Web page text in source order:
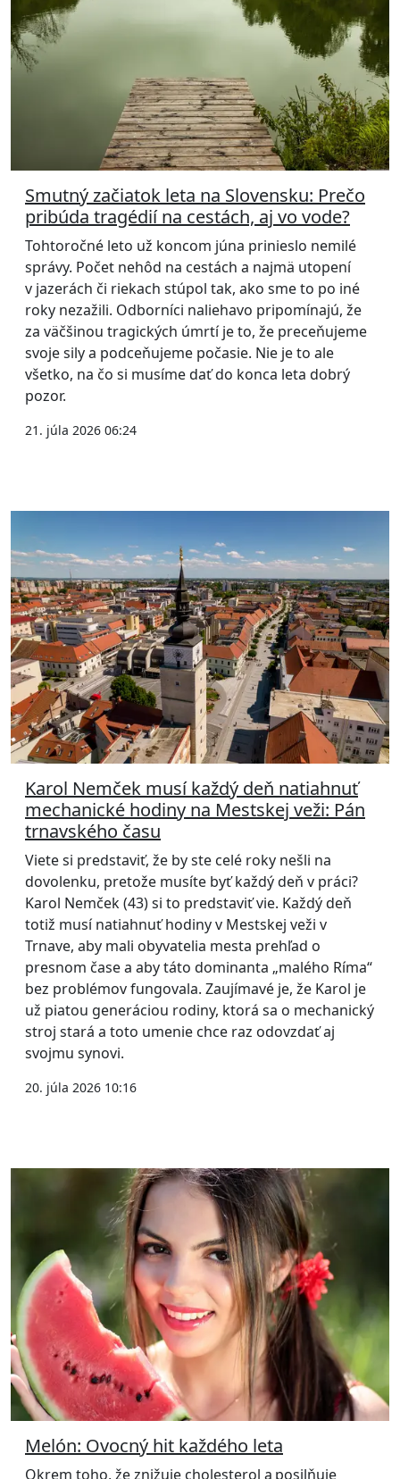
Smutný začiatok leta na Slovensku: Prečo
pribúda tragédií na cestách, aj vo vode?
Tohtoročné leto už koncom júna prinieslo nemilé
správy. Počet nehôd na cestách a najmä utopení
v jazerách či riekach stúpol tak, ako sme to po iné
roky nezažili. Odborníci naliehavo pripomínajú, že
za väčšinou tragických úmrtí je to, že preceňujeme
svoje sily a podceňujeme počasie. Nie je to ale
všetko, na čo si musíme dať do konca leta dobrý
pozor.
21. júla 2026 06:24
Karol Nemček musí každý deň natiahnuť
mechanické hodiny na Mestskej veži: Pán
trnavského času
Viete si predstaviť, že by ste celé roky nešli na
dovolenku, pretože musíte byť každý deň v práci?
Karol Nemček (43) si to predstaviť vie. Každý deň
totiž musí natiahnuť hodiny v Mestskej veži v
Trnave, aby mali obyvatelia mesta prehľad o
presnom čase a aby táto dominanta „malého Ríma“
bez problémov fungovala. Zaujímavé je, že Karol je
už piatou generáciou rodiny, ktorá sa o mechanický
stroj stará a toto umenie chce raz odovzdať aj
svojmu synovi.
20. júla 2026 10:16
Melón: Ovocný hit každého leta
Okrem toho, že znižuje cholesterol a posilňuje